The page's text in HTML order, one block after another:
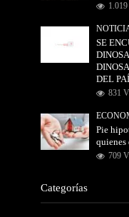
SE
DEL
831
Pie
quienes
709
Categorías